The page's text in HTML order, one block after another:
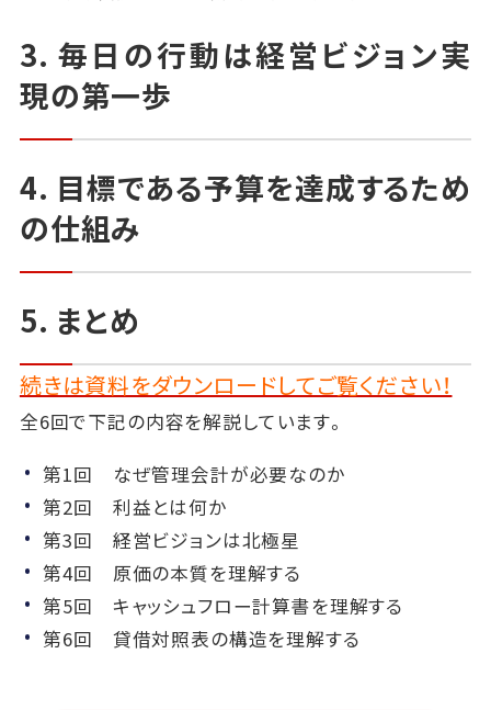
3. 毎日の行動は経営ビジョン実
現の第一歩
4. 目標である予算を達成するため
の仕組み
5. まとめ
続きは資料をダウンロードしてご覧ください！
全6回で下記の内容を解説しています。
第1回 なぜ管理会計が必要なのか
第2回 利益とは何か
第3回 経営ビジョンは北極星
第4回 原価の本質を理解する
第5回 キャッシュフロー計算書を理解する
第6回 貸借対照表の構造を理解する